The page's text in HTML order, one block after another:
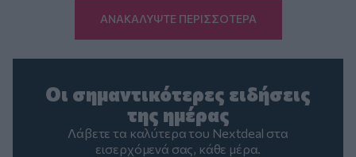
ΑΝΑΚΑΛΥΨΤΕ ΠΕΡΙΣΣΟΤΕΡΑ
Οι σημαντικότερες ειδήσεις
της ημέρας
Λάβετε τα καλύτερα του Nextdeal στα
εισερχόμενά σας, κάθε μέρα.